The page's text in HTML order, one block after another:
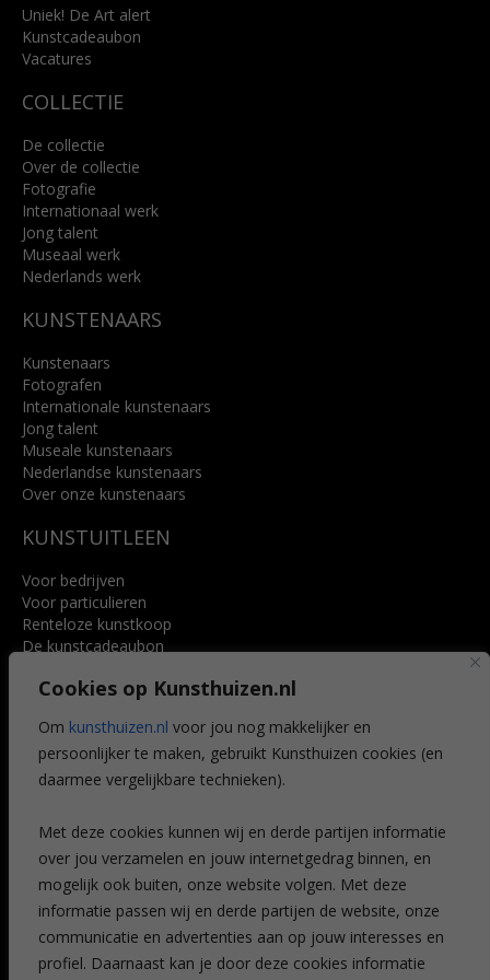
Cookies op Kunsthuizen.nl
Om kunsthuizen.nl voor jou nog makkelijker en
persoonlijker te maken, gebruikt Kunsthuizen cookies (en
daarmee vergelijkbare technieken).
Met deze cookies kunnen wij en derde partijen informatie
over jou verzamelen en jouw internetgedrag binnen, en
mogelijk ook buiten, onze website volgen. Met deze
informatie passen wij en derde partijen de website, onze
communicatie en advertenties aan op jouw interesses en
profiel. Daarnaast kan je door deze cookies informatie
Lees meer
Uniek! De Art alert
Kunstcadeaubon
Vacatures
COLLECTIE
De collectie
Over de collectie
Fotografie
Internationaal werk
Jong talent
Museaal werk
Nederlands werk
KUNSTENAARS
Kunstenaars
Fotografen
Internationale kunstenaars
Jong talent
Museale kunstenaars
Nederlandse kunstenaars
Over onze kunstenaars
KUNSTUITLEEN
Voor bedrijven
Voor particulieren
Renteloze kunstkoop
De kunstcadeaubon
Voordelen
Veelgestelde vragen
CONTACT
Leiden
Amsterdam
Breda
Favorieten
Mijn art alert